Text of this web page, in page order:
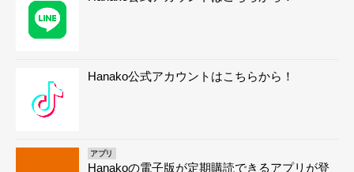
Hanako公式アカウントはこちらから！
アプリ
Hanakoの電子版が定期購読できるアプリが登